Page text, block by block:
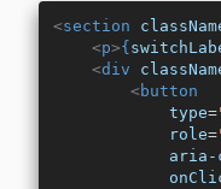
<section
    <
p>{
    <
div
        <
button
            type
=
            role
=
aria-